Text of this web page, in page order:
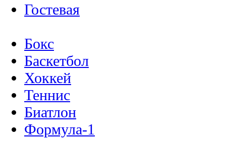
Гостевая
Бокс
Баскетбол
Хоккей
Теннис
Биатлон
Формула-1